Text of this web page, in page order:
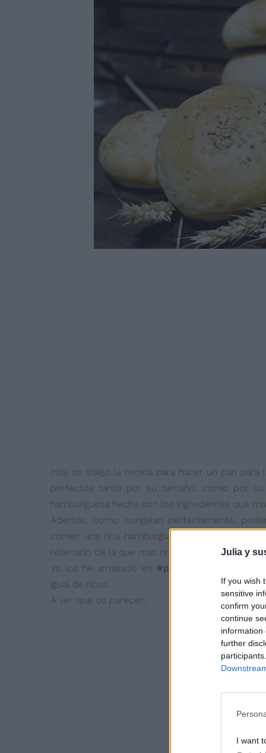
Julia y
If you wish
sensitive
confirm
continue
information
further
I want
Hoy os traigo la receta para hacer un pan
perfectos tanto por su tamaño, como por
hamburguesa hecha con los ingredientes que
Además, como congelan perfectamente,
comer una rica hamburguesa solo sacamos
rellenarlo de la que mas nos guste.
Yo los he amasado en #panificadora
igual de ricos.
A ver que os parecen...